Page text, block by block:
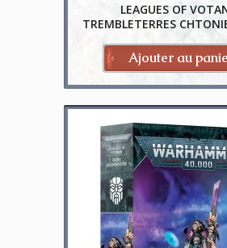
LEAGUES OF
TREMBLETERRES
Ajouter au